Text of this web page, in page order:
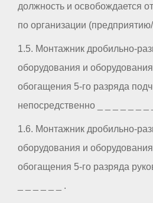
должность и освобождается
по организации
1.5. Монтажник дробильно-
оборудования и
обогащения 5-го разряда
непосредственно _ _ _ _ _ _ _
1.6. Монтажник дробильно-
оборудования и
обогащения 5-го разряда
_ _ _ _ _ _ .